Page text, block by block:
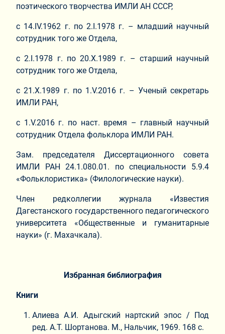
поэтического творчества ИМЛИ АН СССР,
с 14.IV.1962 г. по 2.I.1978 г. – младший научный
сотрудник того же Отдела,
с 2.I.1978 г. по 20.Х.1989 г. – старший научный
сотрудник того же Отдела,
с 21.Х.1989 г. по 1.V.2016 г. – Ученый секретарь
ИМЛИ РАН,
с 1.V.2016 г. по наст. время – главный научный
сотрудник Отдела фольклора ИМЛИ РАН.
Зам. председателя Диссертационного совета
ИМЛИ РАН 24.1.080.01. по специальности 5.9.4
«Фольклористика» (Филологические науки).
Член редколлегии журнала «Известия
Дагестанского государственного педагогического
университета «Общественные и гуманитарные
науки» (г. Махачкала).
Избранная библиография
Книги
Алиева А.И. Адыгский нартский эпос / Под
ред. А.Т. Шортанова. М., Нальчик, 1969. 168 с.